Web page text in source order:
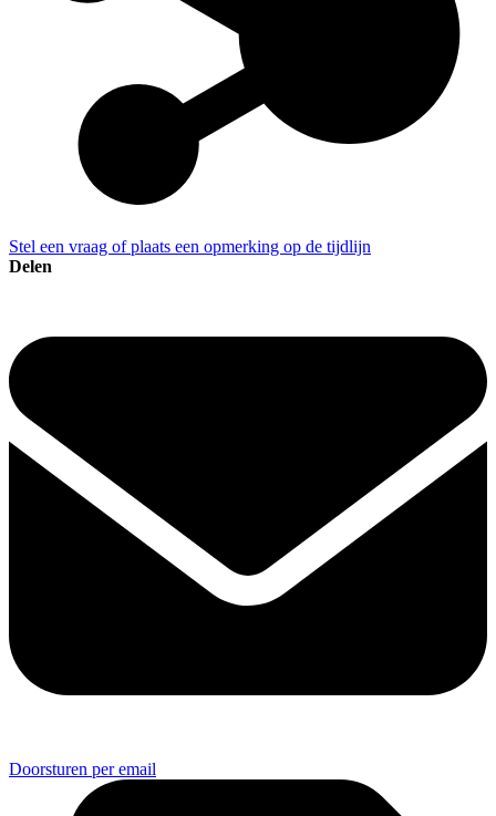
Stel een vraag of plaats een opmerking op de tijdlijn
Delen
Doorsturen per email